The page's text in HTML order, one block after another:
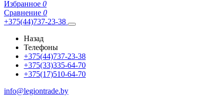
Избранное 0
Сравнение 0
+375(44)737-23-38
Назад
Телефоны
+375(44)737-23-38
+375(33)335-64-70
+375(17)510-64-70
info@legiontrade.by